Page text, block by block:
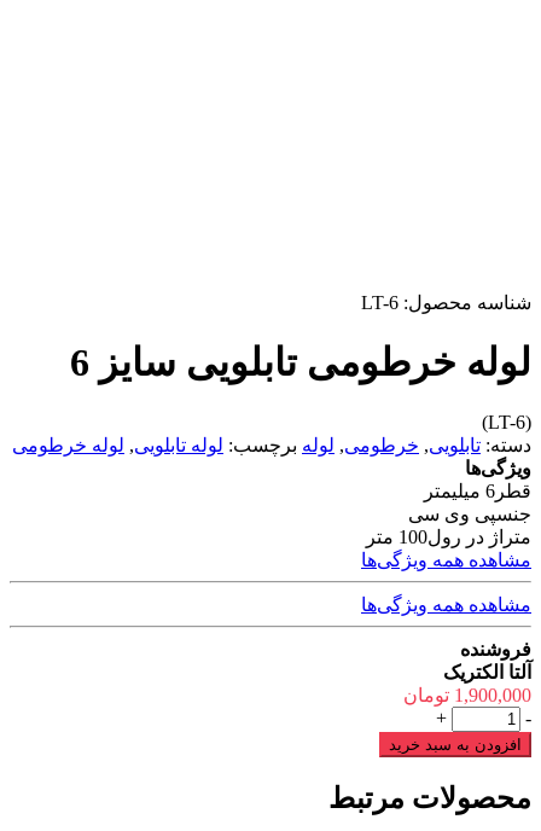
شناسه محصول: LT-6
لوله خرطومی تابلویی سایز 6
(LT-6)
دسته: تابلویی, خرطومی, لوله برچسب: لوله تابلویی, لوله خرطومی
ویژگی‌ها
قطر 6 میلیمتر
جنسپی وی سی
متراژ در رول100 متر
مشاهده همه ویژگی‌ها
مشاهده همه ویژگی‌ها
فروشنده
آلتا الکتریک
1,900,000 تومان
لوله
خرطومی
تابلویی
6
-
+
افزودن به سبد خرید
محصولات مرتبط